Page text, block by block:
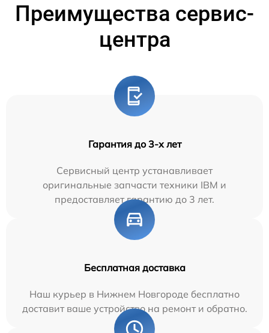
Преимущества сервис-
центра
Гарантия до 3-х лет
Сервисный центр устанавливает
оригинальные запчасти техники IBM и
предоставляет гарантию до 3 лет.
Бесплатная доставка
Наш курьер в Нижнем Новгороде бесплатно
доставит ваше устройство на ремонт и обратно.